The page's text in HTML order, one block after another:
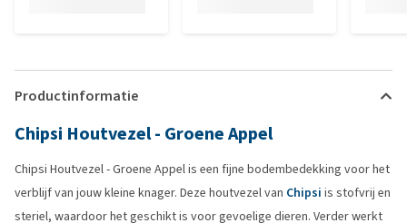
Productinformatie
Chipsi Houtvezel - Groene Appel
Chipsi Houtvezel - Groene Appel is een fijne bodembedekking voor het
verblijf van jouw kleine knager. Deze houtvezel van Chipsi is stofvrij en
steriel, waardoor het geschikt is voor gevoelige dieren. Verder werkt